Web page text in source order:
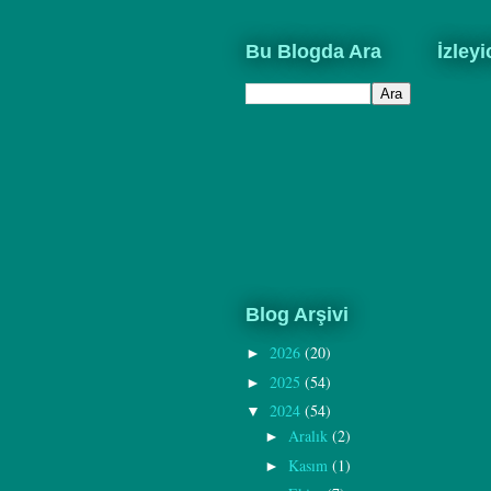
Bu Blogda Ara
Blog Arşivi
► 2026 (20)
► 2025 (54)
▼ 2024 (54)
► Aralık (2)
► Kasım (1)